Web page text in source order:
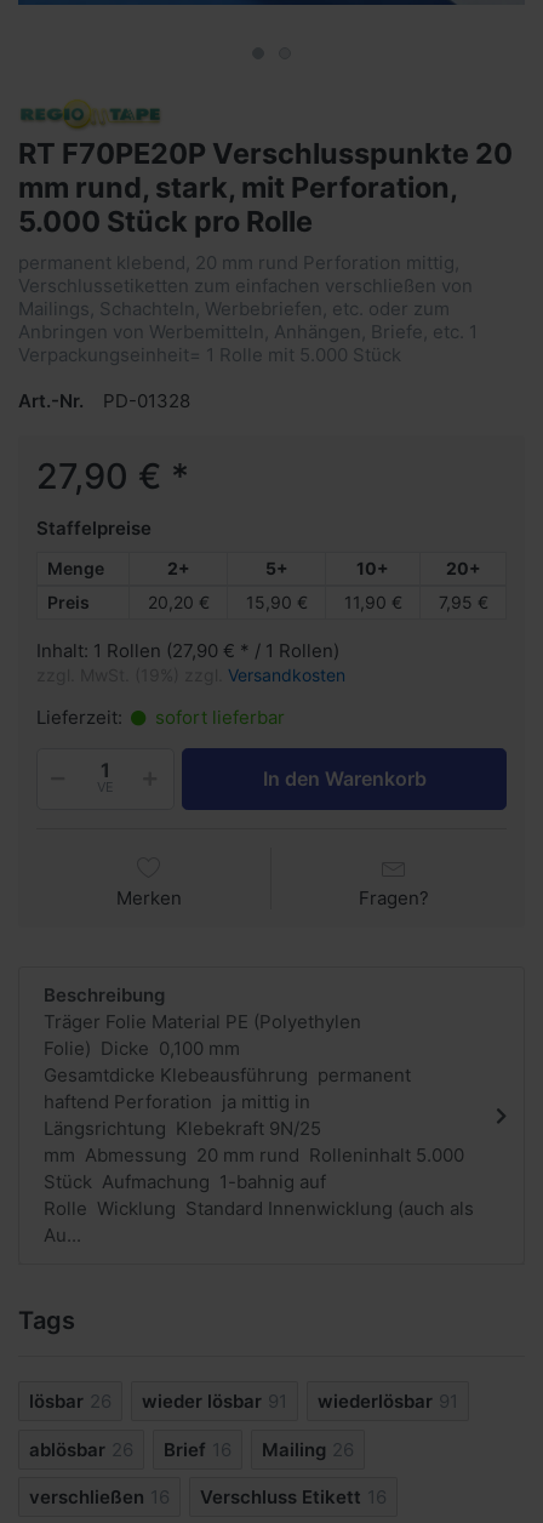
RT F70PE20P Verschlusspunkte 20
mm rund, stark, mit Perforation,
5.000 Stück pro Rolle
permanent klebend, 20 mm rund Perforation mittig,
Verschlussetiketten zum einfachen verschließen von
Mailings, Schachteln, Werbebriefen, etc. oder zum
Anbringen von Werbemitteln, Anhängen, Briefe, etc. 1
Verpackungseinheit= 1 Rolle mit 5.000 Stück
Art.-Nr.
PD-01328
27,90 € *
Staffelpreise
Menge 2+ 5+ 10+
20+
Preis
20,20 € 15,90 € 11,90 € 7,95 €
Inhalt: 1 Rollen (27,90 € * / 1 Rollen)
Versandkosten
Lieferzeit: sofort lieferbar
VE In den Warenkorb
Merken Fragen?
Beschreibung
Träger Folie Material PE (Polyethylen
Folie) Dicke 0,100 mm
Gesamtdicke Klebeausführung permanent
haftend Perforation ja mittig in
Längsrichtung Klebekraft 9N/25
mm Abmessung 20 mm rund Rolleninhalt 5.000
Stück Aufmachung 1-bahnig auf
Rolle Wicklung Standard Innenwicklung (auch als
Au...
Tags
lösbar 26 wieder lösbar 91 wiederlösbar 91
ablösbar 26 Brief 16 Mailing 26
verschließen 16 Verschluss Etikett 16